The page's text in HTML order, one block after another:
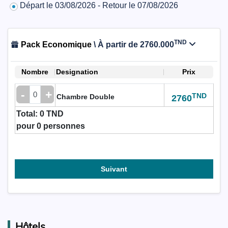
Départ le 03/08/2026 - Retour le 07/08/2026
Pack Economique \ À partir de 2760.000TND
Nombre Designation Prix
- + Chambre Double 2760TND
Total: 0 TND
pour 0 personnes
Suivant